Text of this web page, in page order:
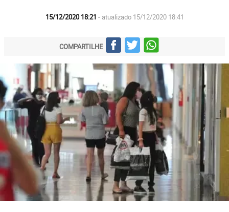
15/12/2020 18:21 - atualizado 15/12/2020 18:41
COMPARTILHE